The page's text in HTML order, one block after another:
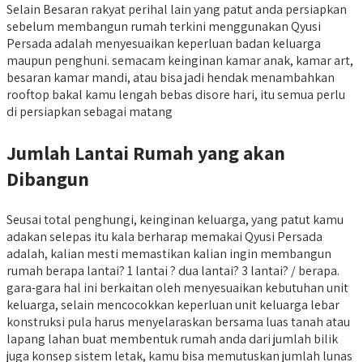
Selain Besaran rakyat perihal lain yang patut anda persiapkan
sebelum membangun rumah terkini menggunakan Qyusi
Persada adalah menyesuaikan keperluan badan keluarga
maupun penghuni. semacam keinginan kamar anak, kamar art,
besaran kamar mandi, atau bisa jadi hendak menambahkan
rooftop bakal kamu lengah bebas disore hari, itu semua perlu
di persiapkan sebagai matang
Jumlah Lantai Rumah yang akan
Dibangun
Seusai total penghungi, keinginan keluarga, yang patut kamu
adakan selepas itu kala berharap memakai Qyusi Persada
adalah, kalian mesti memastikan kalian ingin membangun
rumah berapa lantai? 1 lantai ? dua lantai? 3 lantai? / berapa.
gara-gara hal ini berkaitan oleh menyesuaikan kebutuhan unit
keluarga, selain mencocokkan keperluan unit keluarga lebar
konstruksi pula harus menyelaraskan bersama luas tanah atau
lapang lahan buat membentuk rumah anda dari jumlah bilik
juga konsep sistem letak, kamu bisa memutuskan jumlah lunas